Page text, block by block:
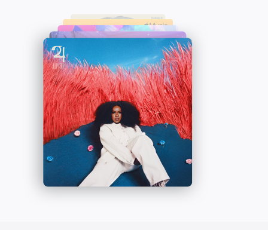
了
解
-
Apple
Music
口
中
打
开)